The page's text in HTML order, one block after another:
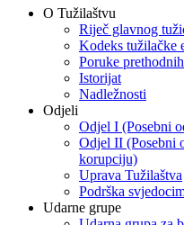
O Tužilaštvu
Riječ glavnog
Kodeks tužilačke
Poruke
Istorijat
Nadležnosti
Odjeli
Odjel I (Posebni
Odjel II (Posebni
korupciju)
Uprava Tužilaštva
Podrška
Udarne grupe